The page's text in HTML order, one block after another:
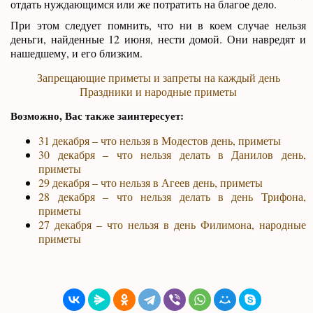
отдать нуждающимся или же потратить на благое дело.
При этом следует помнить, что ни в коем случае нельзя
деньги, найденные 12 июня, нести домой. Они навредят и
нашедшему, и его близким.
Запрещающие приметы и запреты на каждый день
Праздники и народные приметы
Возможно, Вас также заинтересует:
31 декабря – что нельзя в Модестов день, приметы
30 декабря – что нельзя делать в Данилов день,
приметы
29 декабря – что нельзя в Агеев день, приметы
28 декабря – что нельзя делать в день Трифона,
приметы
27 декабря – что нельзя в день Филимона, народные
приметы